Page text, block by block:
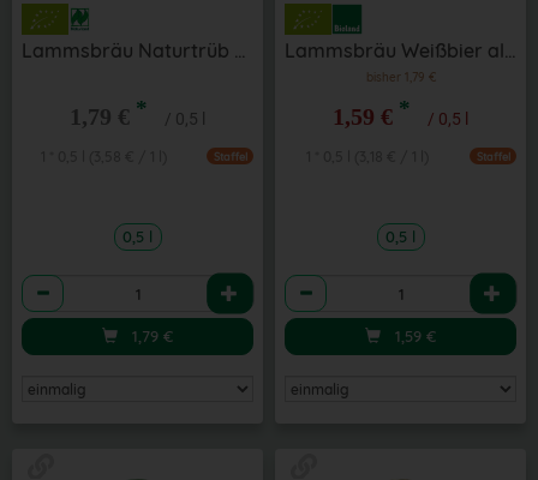
Lammsbräu Naturtrüb alkoholfrei 0,5 l
1,79 € * / 0,5 l
Staffel
0,5 l
Anzahl
1,79 €
Lammsbräu Weißbier alkoholfrei 0,5 l
bisher 1,79 €
1,59 € * / 0,5 l
Staffel
0,5 l
Anzahl
1,59 €